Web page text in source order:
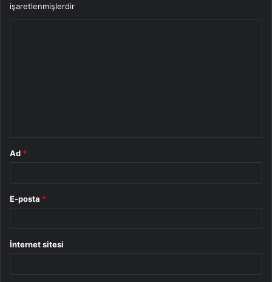
işaretlenmişlerdir
Ad *
E-posta *
İnternet sitesi